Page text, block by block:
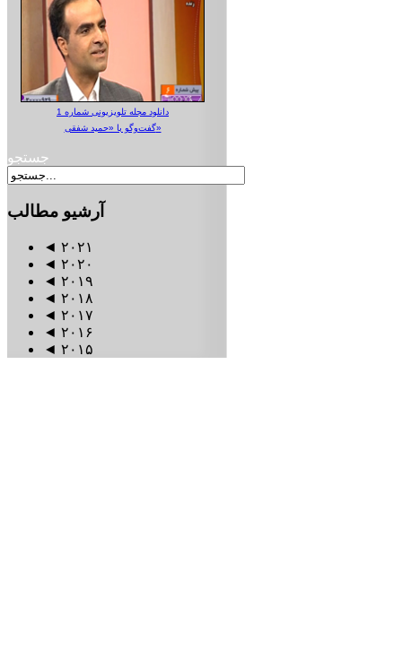
دانلود مجله تلویزیونی شماره 1
گفت‌وگو با «حمید شفقی»
جستجو
آرشیو مطالب
◄ ۲۰۲۱
◄ ۲۰۲۰
◄ ۲۰۱۹
◄ ۲۰۱۸
◄ ۲۰۱۷
◄ ۲۰۱۶
◄ ۲۰۱۵